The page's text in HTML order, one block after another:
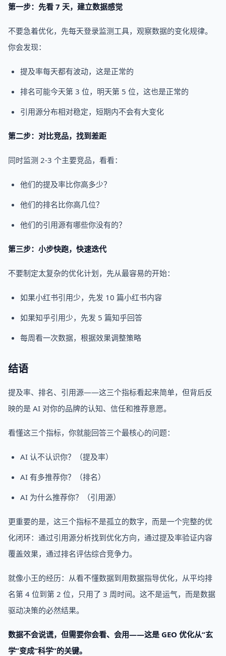
第一步：先看 7 天，建立数据感觉
不要急着优化，先每天登录监测工具，观察数据的变化规律。
你会发现：
提及率每天都有波动，这是正常的
排名可能今天第 3 位，明天第 5 位，这也是正常的
引用源分布相对稳定，短期内不会有大变化
第二步：对比竞品，找到差距
同时监测 2-3 个主要竞品，看看：
他们的提及率比你高多少？
他们的排名比你高几位？
他们的引用源有哪些你没有的？
第三步：小步快跑，快速迭代
不要制定太复杂的优化计划，先从最容易的开始：
如果小红书引用少，先发 10 篇小红书内容
如果知乎引用少，先发 5 篇知乎回答
每周看一次数据，根据效果调整策略
结语
提及率、排名、引用源——这三个指标看起来简单，但背后反
映的是 AI 对你的品牌的认知、信任和推荐意愿。
看懂这三个指标，你就能回答三个最核心的问题：
AI 认不认识你？（提及率）
AI 有多推荐你？（排名）
AI 为什么推荐你？（引用源）
更重要的是，这三个指标不是孤立的数字，而是一个完整的优
化闭环：通过引用源分析找到优化方向，通过提及率验证内容
覆盖效果，通过排名评估综合竞争力。
就像小王的经历：从看不懂数据到用数据指导优化，从平均排
名第 4 位到第 2 位，只用了 3 周时间。这不是运气，而是数据
驱动决策的必然结果。
数据不会说谎，但需要你会看、会用——这是 GEO 优化从“玄
学”变成“科学”的关键。